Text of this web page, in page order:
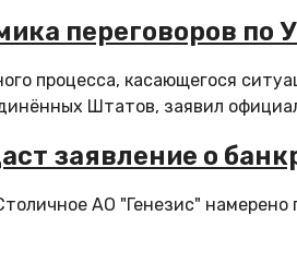
переговоров по
процесса, касающегося
Штатов, заявил
заявление о
АО "Генезис"